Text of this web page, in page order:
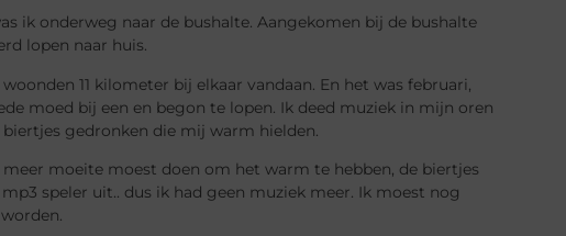
ik onderweg naar de bushalte. Aangekomen bij de bushalte
lopen naar huis.
11 kilometer bij elkaar vandaan. En het was februari,
moed bij een en begon te lopen. Ik deed muziek in mijn oren
gedronken die mij warm hielden.
moeite moest doen om het warm te hebben, de biertjes
speler uit.. dus ik had geen muziek meer. Ik moest nog